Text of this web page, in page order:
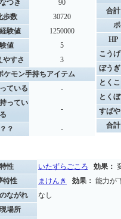
つき
90
歩数
30720
験値
1250000
値
5
やすさ
3
ケモン手持ちアイテム
ている
-
ってい
る
-
？ -
合計
HP
こう
ぼう
とく
とく
すば
合計
特性 いたずらごころ 効果：
特性
まけんき 効果： 能力が
ながれ
なし
場所